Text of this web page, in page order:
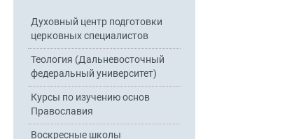
Духовный центр подготовки
церковных специалистов
Теология (Дальневосточный
федеральный университет)
Курсы по изучению основ
Православия
Воскресные школы